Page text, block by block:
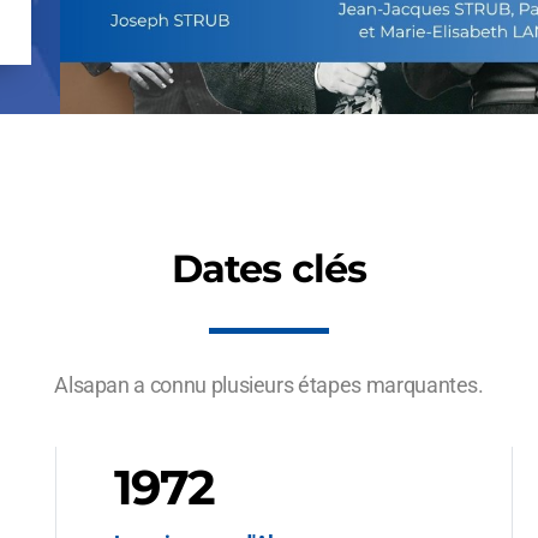
Dates clés
Alsapan a connu plusieurs étapes marquantes.
1972